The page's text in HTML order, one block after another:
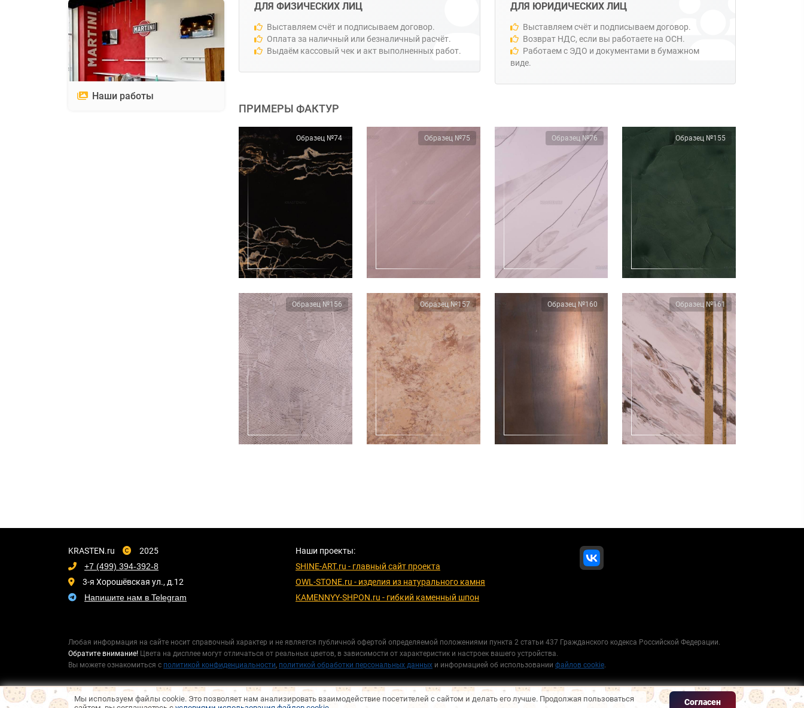
Наши работы
ДЛЯ ФИЗИЧЕСКИХ ЛИЦ
Выставляем счёт и подписываем договор.
Оплата за наличный или безналичный расчёт.
Выдаём кассовый чек и акт выполненных работ.
ДЛЯ ЮРИДИЧЕСКИХ ЛИЦ
Выставляем счёт и подписываем договор.
Возврат НДС, если вы работаете на ОСН.
Работаем с ЭДО и документами в бумажном
виде.
ПРИМЕРЫ ФАКТУР
Образец №74 Образец №75 Образец №76 Образец №155
Образец №156 Образец №157 Образец №160 Образец №161
KRASTEN.ru
2025
+7 (499) 394-392-8
3-я Хорошёвская ул., д.12
Напишите нам в Telegram
Наши проекты:
SHINE-ART.ru - главный сайт проекта
OWL-STONE.ru - изделия из натурального камня
KAMENNYY-SHPON.ru - гибкий каменный шпон
Любая информация на сайте носит справочный характер и не является публичной офертой определяемой положениями пункта 2 статьи 437 Гражданского кодекса Российской Федерации.
Обратите внимание! Цвета на дисплее могут отличаться от реальных цветов, в зависимости от характеристик и настроек вашего устройства.
Вы можете ознакомиться с политикой конфиденциальности, политикой обработки персональных данных и информацией об использовании файлов cookie.
Мы используем файлы cookie. Это позволяет нам анализировать взаимодействие посетителей с сайтом и делать его лучше. Продолжая пользоваться
Согласен